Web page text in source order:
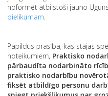
noformēt atbilstoši jauno
pielikumam
Papildus prasība, kas stājas
noteikumiem, Praktisko
pārbaudīta nodarbināto
praktisko nodarbību
fiksēt atbildīgo personu